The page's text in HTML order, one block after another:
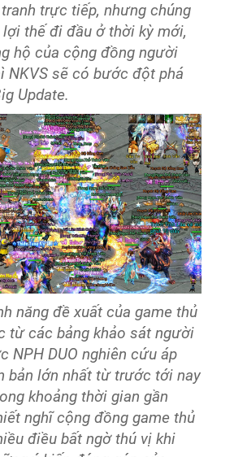
trực tiếp, nhưng chúng
thế đi đầu ở thời kỳ mới,
hộ của cộng đồng người
NKVS sẽ có bước đột phá
Update.
năng đề xuất của game thủ
từ các bảng khảo sát người
NPH DUO nghiên cứu áp
bản lớn nhất từ trước tới nay
khoảng thời gian gần
nghĩ cộng đồng game thủ
điều bất ngờ thú vị khi